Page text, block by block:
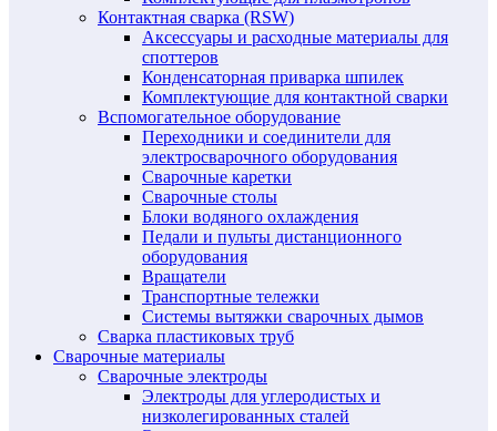
Контактная сварка (RSW)
Аксессуары и расходные материалы для
споттеров
Конденсаторная приварка шпилек
Комплектующие для контактной сварки
Вспомогательное оборудование
Переходники и соединители для
электросварочного оборудования
Сварочные каретки
Сварочные столы
Блоки водяного охлаждения
Педали и пульты дистанционного
оборудования
Вращатели
Транспортные тележки
Системы вытяжки сварочных дымов
Сварка пластиковых труб
Сварочные материалы
Сварочные электроды
Электроды для углеродистых и
низколегированных сталей